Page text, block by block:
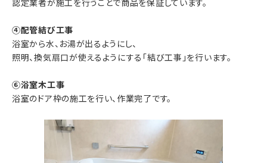
認定業者が施工を行うことで商品を保証しています。
④配管結び工事
浴室から水、お湯が出るようにし、
照明、換気扇口が使えるようにする「結び工事」を行います。
⑥浴室木工事
浴室のドア枠の施工を行い、作業完了です。